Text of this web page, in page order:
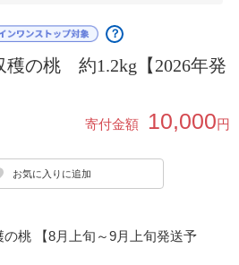
？
の桃 約1.2kg【2026年発
寄付金額 10,000円
お気に入りに追加
桃 【8月上旬～9月上旬発送予